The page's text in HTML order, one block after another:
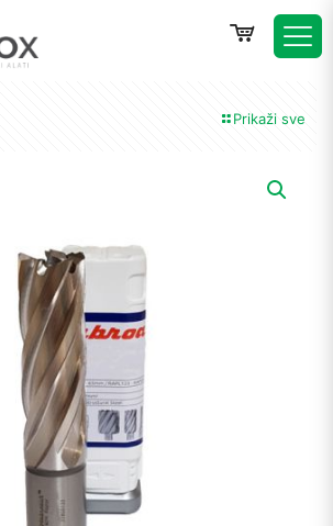
Prikaži sve